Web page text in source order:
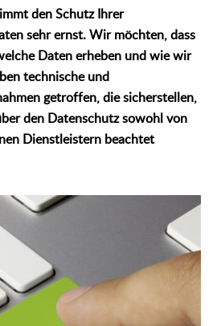
den Schutz Ihrer
sehr ernst. Wir möchten, dass
Daten erheben und wie wir
technische und
getroffen, die sicherstellen,
den Datenschutz sowohl von
Dienstleistern beachtet